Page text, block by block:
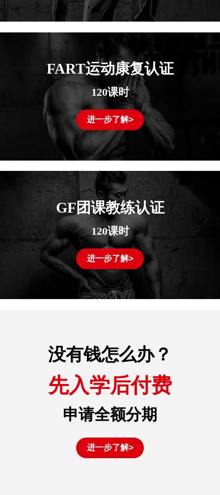
FART运动康复认证
120课时
进一步了解>
GF团课教练认证
120课时
进一步了解>
没有钱怎么办？
先入学后付费
申请全额分期
进一步了解>